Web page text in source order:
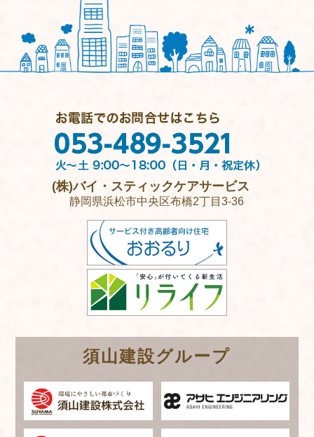
(株)バイ・スティックケアサービス
静岡県浜松市中央区布橋2丁目3-36
須山建設グループ